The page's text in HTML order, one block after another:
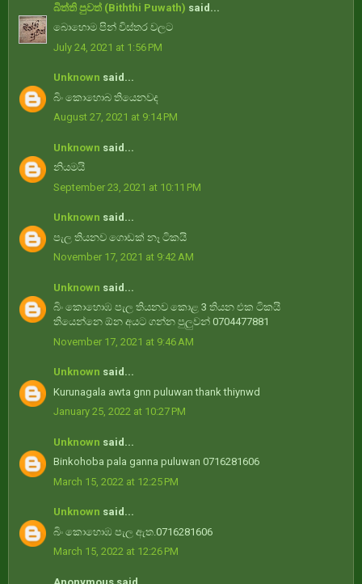
බිත්ති පුවත් (Biththi Puwath) said...
බොහොම පින් විස්තර වලට
July 24, 2021 at 1:56 PM
Unknown said...
බිං කොහොබ තියෙනවද
August 27, 2021 at 9:14 PM
Unknown said...
නියමයි
September 23, 2021 at 10:11 PM
Unknown said...
පැල තියනව ගොඩක් නෑ ටිකයි
November 17, 2021 at 9:42 AM
Unknown said...
බිං කොහොඹ පැල තියනව කොළ 3 තියන එක ටිකයි
තියෙන්නෙ ඕන අයට ගන්න පුලුවන් 0704477881
November 17, 2021 at 9:46 AM
Unknown said...
Kurunagala awta gnn puluwan thank thiynwd
January 25, 2022 at 10:27 PM
Unknown said...
Binkohoba pala ganna puluwan 0716281606
March 15, 2022 at 12:25 PM
Unknown said...
බිං කොහොඹ පැල ඇත.0716281606
March 15, 2022 at 12:26 PM